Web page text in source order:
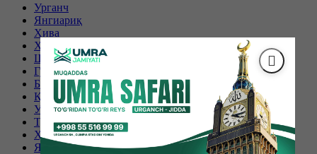
Урганч
Янгиариқ
Хива
Хонқа
Шовот
Гурлан
Боғот
Қўшкўпир
Урганч шаҳри
Тупроққалъа
Ҳазорасп
Янгибозор